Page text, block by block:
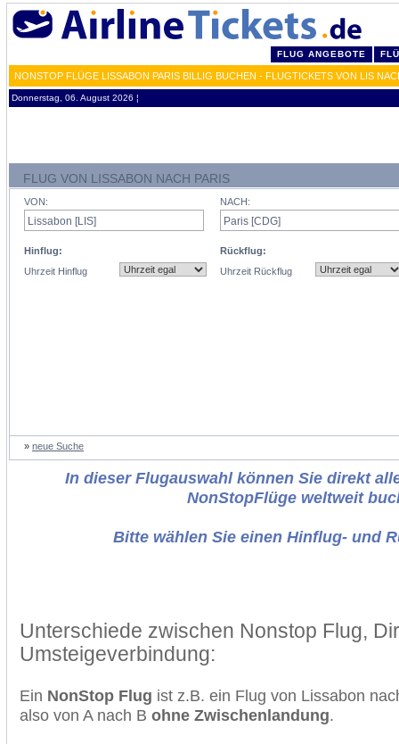
FLUG ANGEBOTE
NONSTOP FLÜGE LISSABON PARIS BILLIG BUCHEN - FLUGTICKETS VON LIS
Donnerstag, 06. August 2026 ¦
FLUG VON LISSABON NACH PARIS
VON:
Hinflug:
Uhrzeit Hinflug
NACH:
Rückflug:
Uhrzeit Rückflug
» neue Suche
In dieser Flugauswahl können Sie direkt
NonStopFlüge weltweit
Bitte wählen Sie einen Hinflug- und
Unterschiede zwischen Nonstop Flug,
Umsteigeverbindung:
Ein NonStop Flug ist z.B. ein Flug von Lissabon
also von A nach B ohne Zwischenlandung.